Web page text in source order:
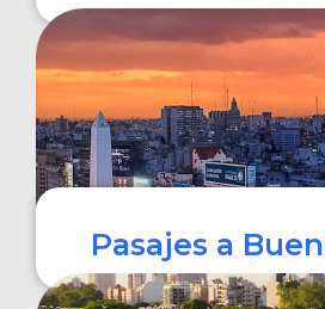
Pasajes a